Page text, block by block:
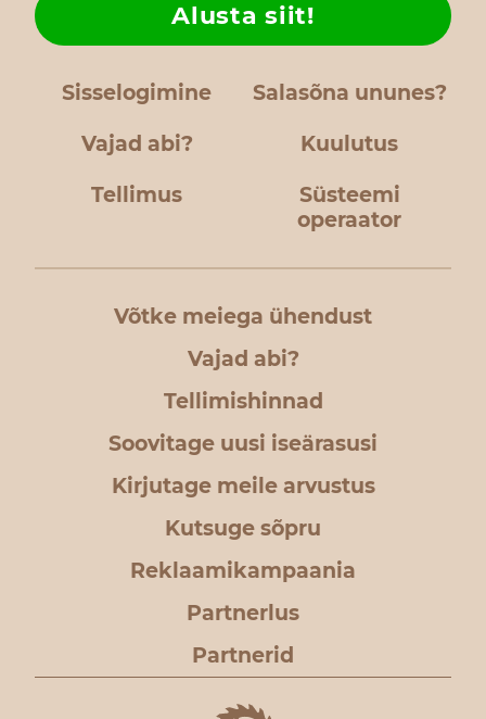
Sisselogimine Salasõna ununes?
Vajad abi?
Alusta siit!
Kuulutus
Tellimus
Süsteemi
operaator
Võtke meiega ühendust
Vajad abi?
Tellimishinnad
Soovitage uusi iseärasusi
Kirjutage meile arvustus
Kutsuge sõpru
Reklaamikampaania
Partnerlus
Partnerid